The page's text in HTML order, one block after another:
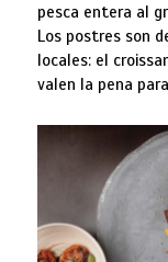
pesca entera al
Los postres son
locales: el
valen la pena